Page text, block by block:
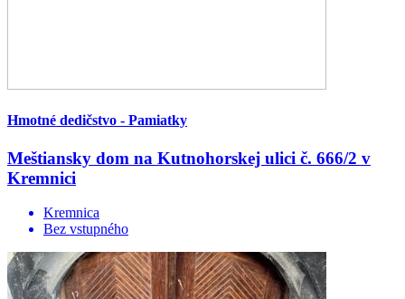
Hmotné dedičstvo - Pamiatky
Meštiansky dom na Kutnohorskej ulici č. 666/2 v
Kremnici
Kremnica
Bez vstupného